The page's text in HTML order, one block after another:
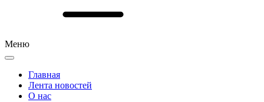
Меню
Главная
Лента новостей
О нас